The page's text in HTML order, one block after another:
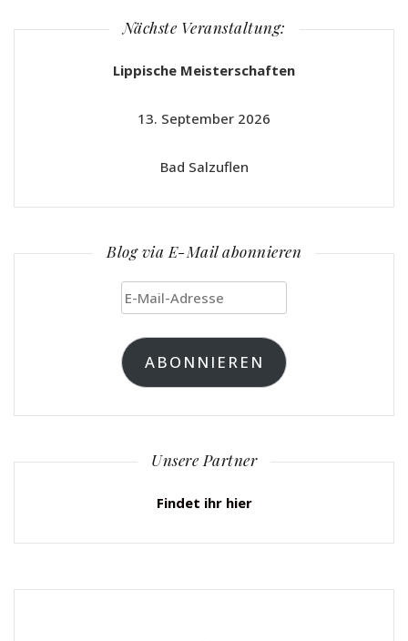
Nächste Veranstaltung:
Lippische Meisterschaften
13. September 2026
Bad Salzuflen
Blog via E-Mail abonnieren
E-
Mail-
Adresse
ABONNIEREN
Unsere Partner
Findet ihr hier